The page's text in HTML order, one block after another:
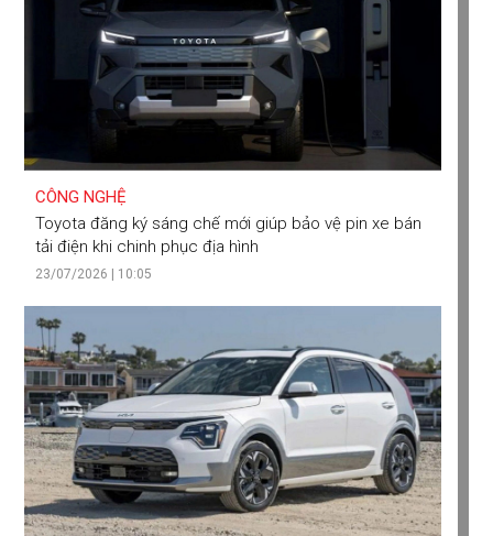
CÔNG NGHỆ
Toyota đăng ký sáng chế mới giúp bảo vệ pin xe bán
tải điện khi chinh phục địa hình
23/07/2026 | 10:05